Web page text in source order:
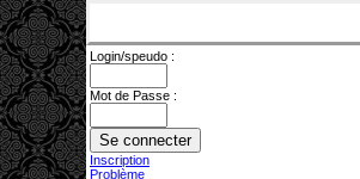
Login/speudo :
Mot de Passe :
Inscription
Problème